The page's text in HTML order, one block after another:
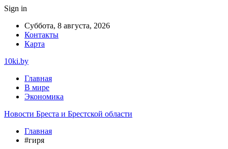
Sign in
Суббота, 8 августа, 2026
Контакты
Карта
10ki.by
Главная
В мире
Экономика
Новости Бреста и Брестской области
Главная
#гиря